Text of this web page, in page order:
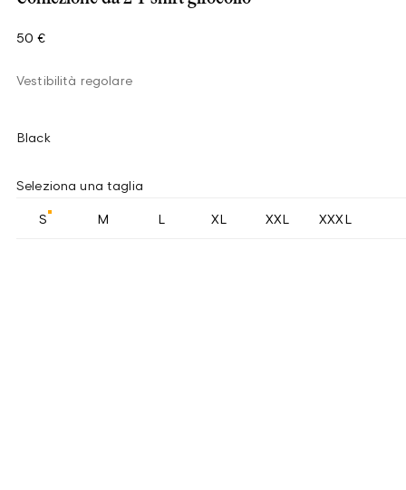
50 €
Vestibilità regolare
Black
Seleziona una taglia
S M L XL XXL XXXL